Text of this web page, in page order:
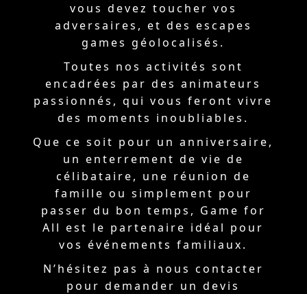
vous devez toucher vos
adversaires, et des escapes
games géolocalisés.
Toutes nos activités sont
encadrées par des animateurs
passionnés, qui vous feront vivre
des moments inoubliables.
Que ce soit pour un anniversaire,
un enterrement de vie de
célibataire, une réunion de
famille ou simplement pour
passer du bon temps, Game for
All est le partenaire idéal pour
vos événements familiaux.
N’hésitez pas à nous contacter
pour demander un devis